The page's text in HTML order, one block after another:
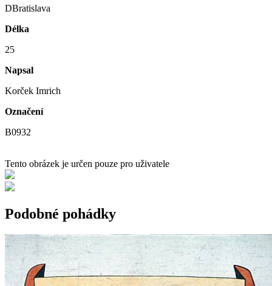
DBratislava
Délka
25
Napsal
Korček Imrich
Označení
B0932
Tento obrázek je určen pouze pro uživatele
Podobné pohádky